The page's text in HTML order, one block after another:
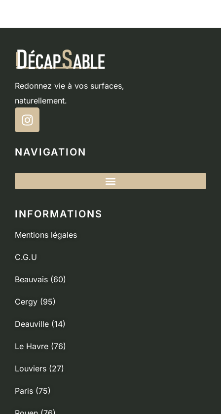
Redonnez vie à vos surfaces,
naturellement.
NAVIGATION
INFORMATIONS
Mentions légales
C.G.U
Beauvais (60)
Cergy (95)
Deauville (14)
Le Havre (76)
Louviers (27)
Paris (75)